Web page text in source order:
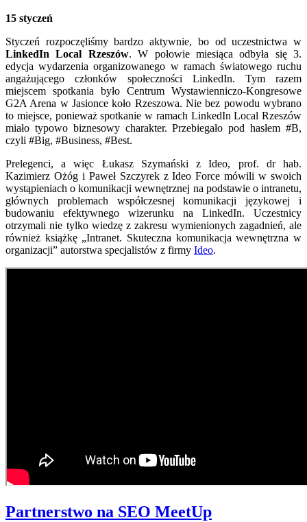
15 styczeń
Styczeń rozpoczęliśmy bardzo aktywnie, bo od uczestnictwa w
LinkedIn Local Rzeszów. W połowie miesiąca odbyła się 3.
edycja wydarzenia organizowanego w ramach światowego ruchu
angażującego członków społeczności LinkedIn. Tym razem
miejscem spotkania było Centrum Wystawienniczo-Kongresowe
G2A Arena w Jasionce koło Rzeszowa. Nie bez powodu wybrano
to miejsce, ponieważ spotkanie w ramach LinkedIn Local Rzeszów
miało typowo biznesowy charakter. Przebiegało pod hasłem #B,
czyli #Big, #Business, #Best.
Prelegenci, a więc Łukasz Szymański z Ideo, prof. dr hab.
Kazimierz Ożóg i Paweł Szczyrek z Ideo Force mówili w swoich
wystąpieniach o komunikacji wewnętrznej na podstawie o intranetu,
głównych problemach współczesnej komunikacji językowej i
budowaniu efektywnego wizerunku na LinkedIn. Uczestnicy
otrzymali nie tylko wiedzę z zakresu wymienionych zagadnień, ale
również książkę „Intranet. Skuteczna komunikacja wewnętrzna w
organizacji” autorstwa specjalistów z firmy Ideo.
Partnerstwo na SEO MeetUp